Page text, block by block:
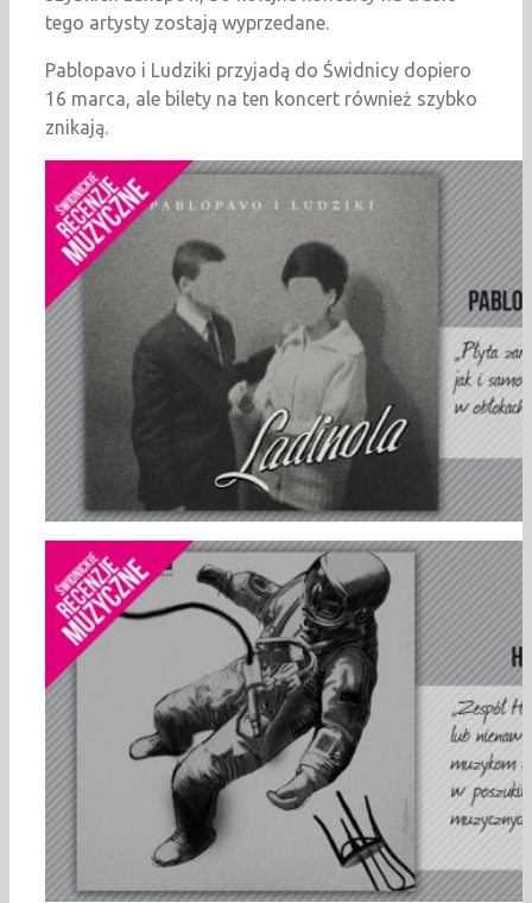
tego artysty zostają wyprzedane.
Pablopavo i Ludziki przyjadą do Świdnicy dopiero
16 marca, ale bilety na ten koncert również szybko
znikają.